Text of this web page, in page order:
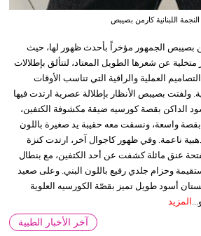
النجمة اللبنانية كارمن بصيبص
بصيبص الجمهور مؤخراً بأحدث ظهور لها، حيث
عن شعرها الطويل المعتاد، لتتألق بإطلالات
العملية والراقية التي تناسب الأوقات
ولفتت بصيبص الأنظار بإطلالة عصرية ارتدت فيها
الداكن بقصة كورسيه ضيقة مكشوفة الكتفين،
واسعة، ونسقت معه حقيبة يد صغيرة باللون
ناعمة. وفي ظهور كاجوال آخر، ارتدت كنزة
عنق مائلة كشفت عن أحد الكتفين، مع بنطال
وحزام جلدي رفيع باللون البني. وعلى صعيد
أسود طويل تميز بقصّة الكورسيه العلوية
المزيد
آخر الأخبار الطبية